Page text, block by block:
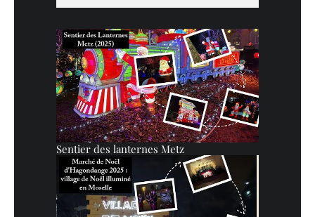
Sentier des lanternes Metz